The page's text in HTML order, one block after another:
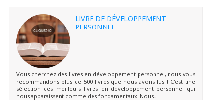
LIVRE DE DÉVELOPPEMENT
PERSONNEL
Vous cherchez des livres en développement personnel, nous vous
recommandons plus de 500 livres que nous avons lus ! C'est une
sélection des meilleurs livres en développement personnel qui
nous apparaissent comme des fondamentaux. Nous...